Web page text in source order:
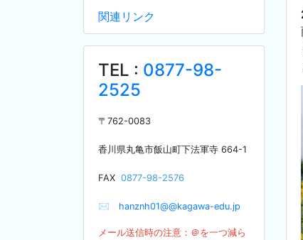
関連リンク
TEL : 0877-98-
2525
〒 762-0083
香川県丸亀市飯山町下法軍寺 664-1
FAX 0877-98-2576
✉ hanznh01@@kagawa-edu.jp
メール送信時の注意：＠を一つ減ら